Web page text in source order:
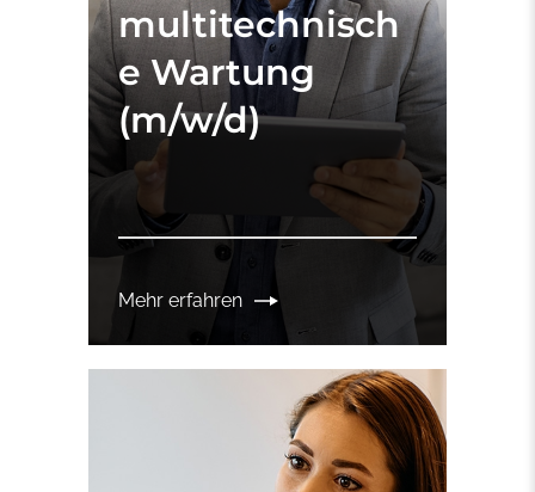
multitechnisch
e Wartung
(m/w/d)
Mehr erfahren